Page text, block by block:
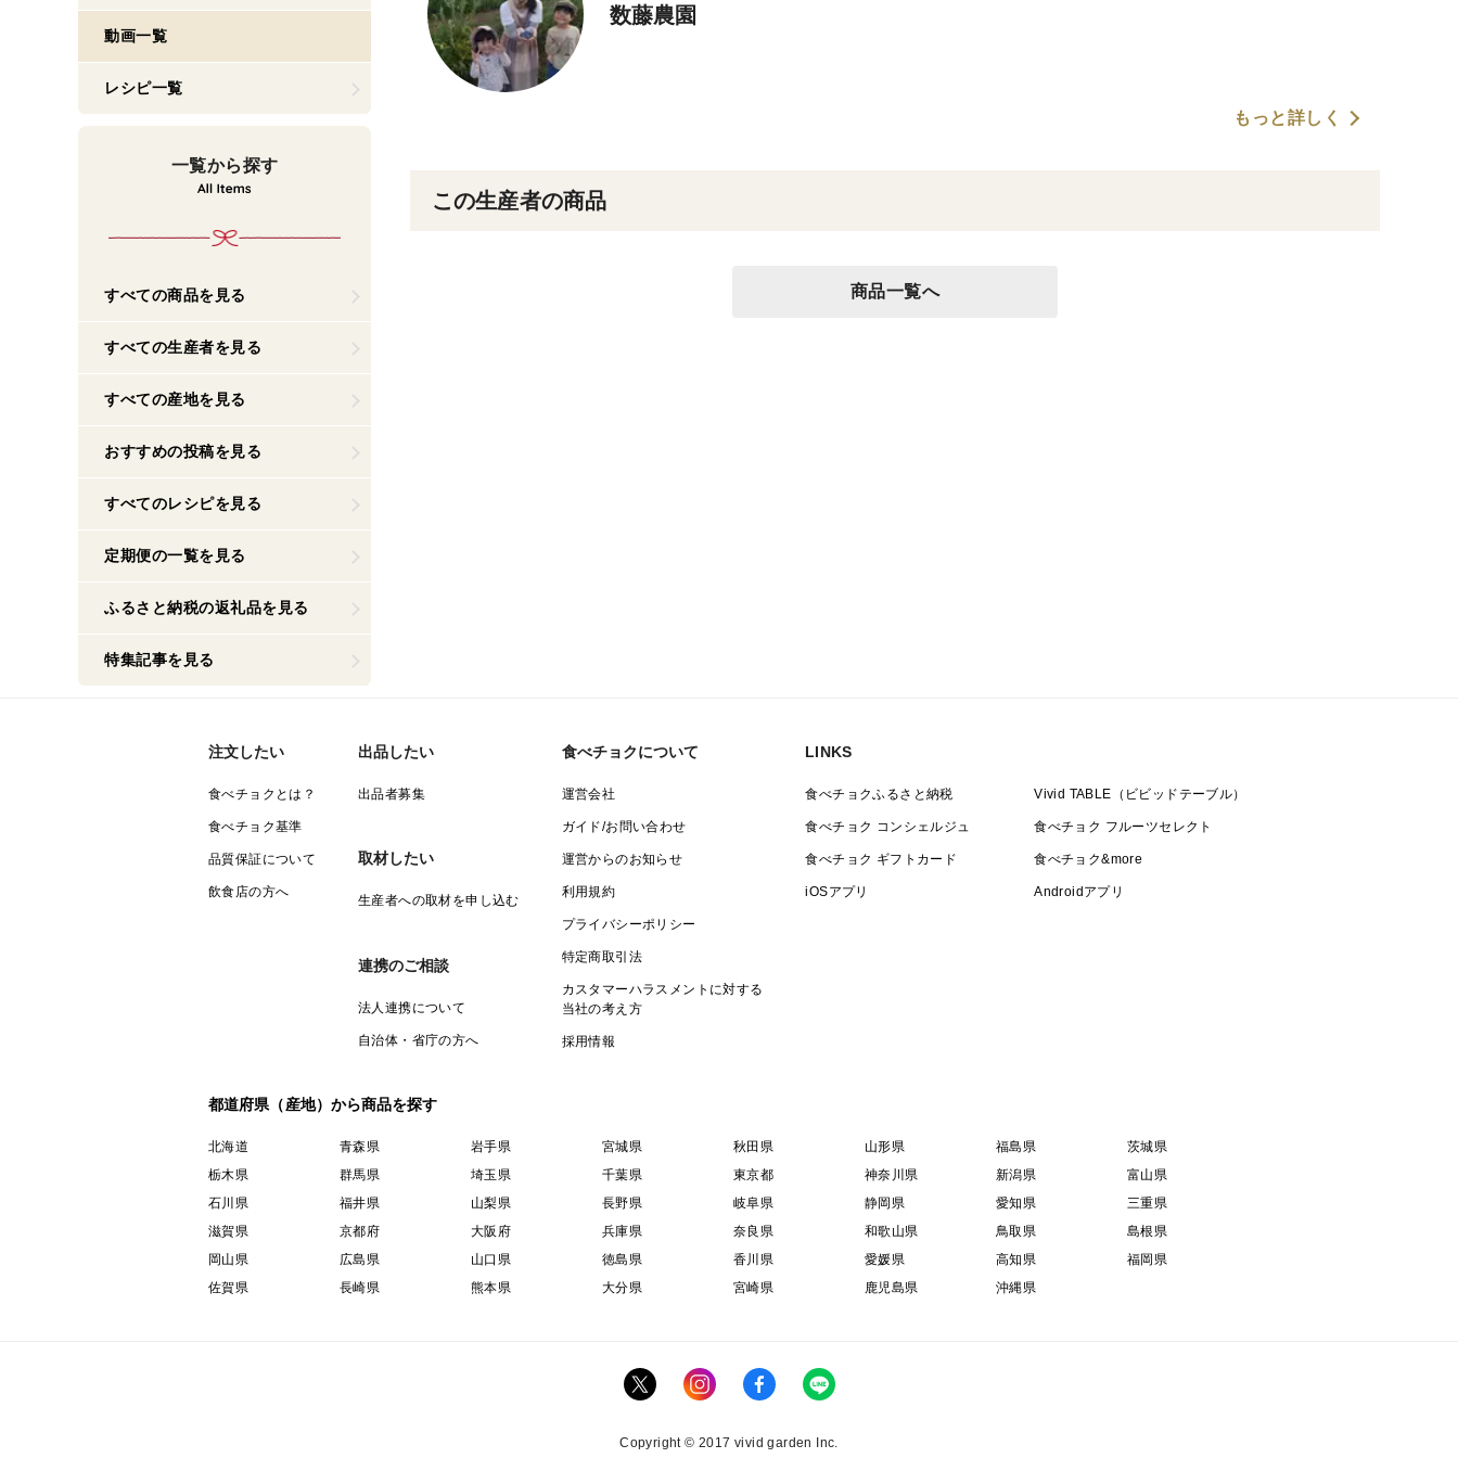
動画一覧
レシピ一覧
一覧から探す
すべての商品を見る
すべての生産者を見る
すべての産地を見る
おすすめの投稿を見る
すべてのレシピを見る
定期便の一覧を見る
ふるさと納税の返礼品を見る
特集記事を見る
数藤農園
もっと詳しく
この生産者の商品
商品一覧へ
注文したい
食べチョクとは？
食べチョク基準
品質保証について
飲食店の方へ
出品したい
出品者募集
取材したい
生産者への取材を申し込む
連携のご相談
法人連携について
自治体・省庁の方へ
食べチョクについて
運営会社
ガイド/お問い合わせ
運営からのお知らせ
利用規約
プライバシーポリシー
特定商取引法
カスタマーハラスメントに対する
当社の考え方
採用情報
LINKS
食べチョクふるさと納税 Vivid TABLE（ビビッドテーブル）
食べチョク コンシェルジュ 食べチョク フルーツセレクト
食べチョク ギフトカード 食べチョク&more
iOSアプリ Androidアプリ
都道府県（産地）から商品を探す
北海道 青森県 岩手県 宮城県 秋田県 山形県 福島県
茨城県
栃木県
群馬県 埼玉県 千葉県 東京都 神奈川県 新潟県
富山県
石川県
福井県 山梨県 長野県 岐阜県 静岡県 愛知県
三重県
滋賀県
京都府 大阪府 兵庫県 奈良県 和歌山県 鳥取県
島根県
岡山県
広島県 山口県 徳島県 香川県 愛媛県 高知県
福岡県
佐賀県
長崎県 熊本県 大分県 宮崎県 鹿児島県 沖縄県
Copyright © 2017 vivid garden Inc.